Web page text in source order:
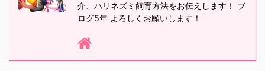
介、ハリネズミ飼育方法をお伝えします！ ブ
ログ5年 よろしくお願いします！